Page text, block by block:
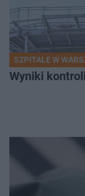
SZPITALE W
Wyniki